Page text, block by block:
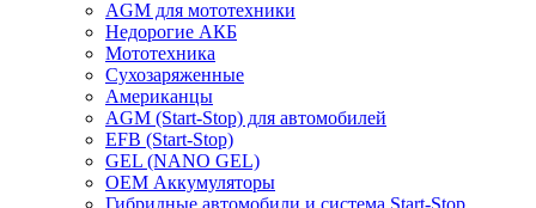
AGM для мототехники
Недорогие АКБ
Мототехника
Сухозаряженные
Американцы
AGM (Start-Stop) для автомобилей
EFB (Start-Stop)
GEL (NANO GEL)
OEM Аккумуляторы
Гибридные автомобили и система Start-Stop